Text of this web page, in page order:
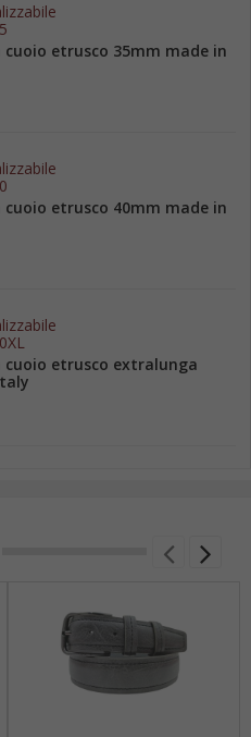
etrusco 35mm made in
etrusco 40mm made in
etrusco extralunga